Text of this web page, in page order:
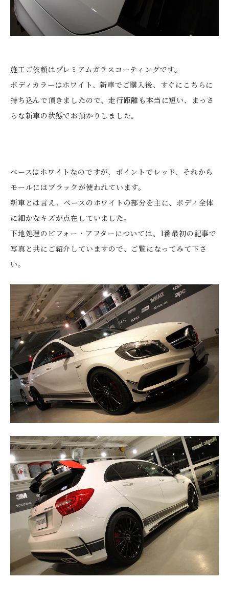
施工ご依頼はプレミアムガラスコーティングです。
ボディカラーはホワイト、新車でご購入後、すぐにこちらに
持ち込んで頂きましたので、走行距離も本当に短い、まっさ
らな新車の状態でお預かりしました。
ベースはホワイトなのですが、ポイントでレッド、それから
モールにはブラックが使われています。
新車とは言え、ベースのホワイトの部分を主に、ボディ全体
に細かなキズが点在していました。
下地処理のビフォー・アフターについては、1番最初の記事で
写真と共にご紹介していますので、ご覧になってみて下さ
い。